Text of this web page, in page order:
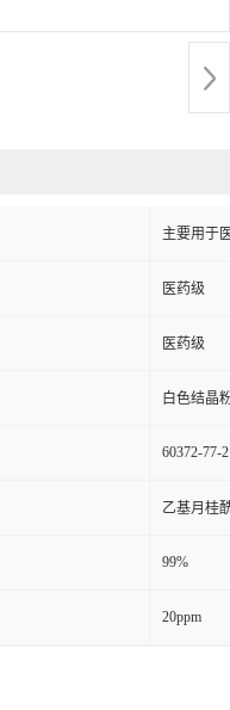
主要用于
医药级
医药级
白色结晶
60372-77-2
乙基月桂
99%
20ppm